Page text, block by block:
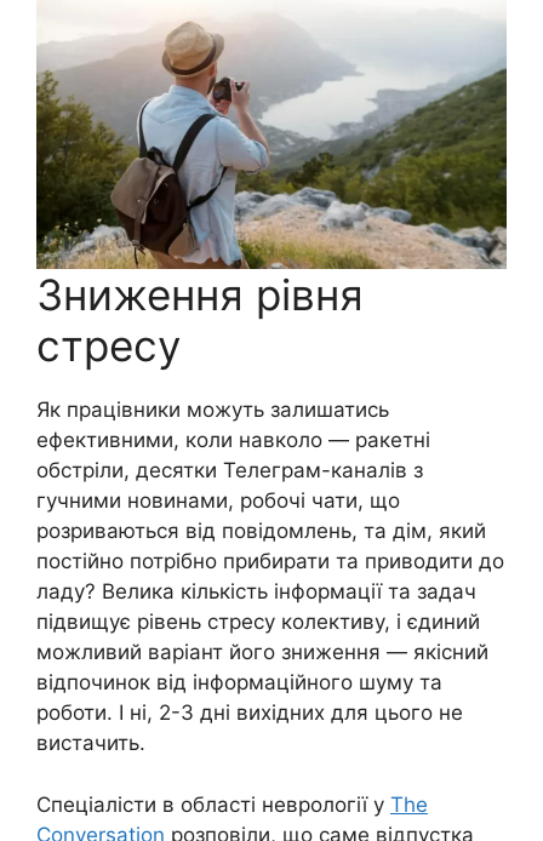
Зниження рівня
стресу
Як працівники можуть залишатись
ефективними, коли навколо — ракетні
обстріли, десятки Телеграм-каналів з
гучними новинами, робочі чати, що
розриваються від повідомлень, та дім, який
постійно потрібно прибирати та приводити до
ладу? Велика кількість інформації та задач
підвищує рівень стресу колективу, і єдиний
можливий варіант його зниження — якісний
відпочинок від інформаційного шуму та
роботи. І ні, 2-3 дні вихідних для цього не
вистачить.
Спеціалісти в області неврології у The
Conversation розповіли, що саме відпустка